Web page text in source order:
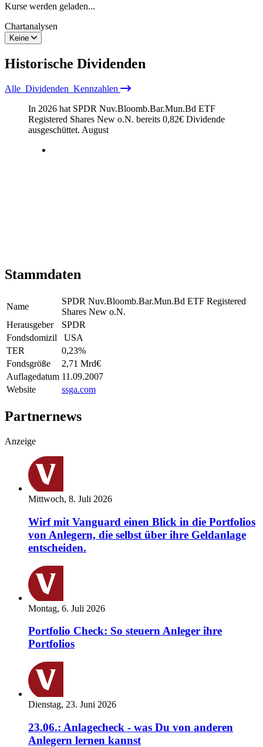
Kurse werden geladen...
Chartanalysen
Keine
Historische Dividenden
Alle Dividenden Kennzahlen
In 2026 hat SPDR Nuv.Bloomb.Bar.Mun.Bd ETF
Registered Shares New o.N. bereits 0,82€ Dividende
ausgeschüttet. August
Stammdaten
Name
SPDR Nuv.Bloomb.Bar.Mun.Bd ETF Registered
Shares New o.N.
Herausgeber
SPDR
Fondsdomizil
USA
TER
0,23%
Fondsgröße
2,71 Mrd€
Auflagedatum 11.09.2007
Website
ssga.com
Partnernews
Anzeige
Mittwoch, 8. Juli 2026
Wirf mit Vanguard einen Blick in die Portfolios
von Anlegern, die selbst über ihre Geldanlage
entscheiden.
Montag, 6. Juli 2026
Portfolio Check: So steuern Anleger ihre
Portfolios
Dienstag, 23. Juni 2026
23.06.: Anlagecheck - was Du von anderen
Anlegern lernen kannst